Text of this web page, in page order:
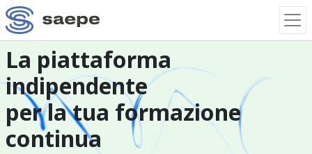
La piattaforma
indipendente
per la tua formazione
continua